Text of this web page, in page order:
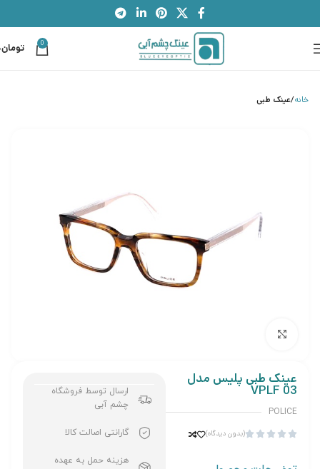
0 تومان
خانه عینک طبی
عینک طبی پلیس مدل
VPLF 03
POLICE




(بدون دیدگاه)
ارسال توسط فروشگاه
چشم آبی
گارانتی اصالت کالا
هزینه حمل به عهده